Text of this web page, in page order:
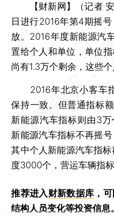
【财新网】（记者
日进行2016年第4期摇号
放。2016年度新能源汽
置给个人和单位，单位
尚有1.3万个剩余，这些
2016年北京小客车指
保持一致。但普通指标
新能源汽车指标则由3
新能源汽车指标不再摇
其中个人新能源汽车指
度3000个，营运车辆指
推荐进入财新数据库 ，
结构人员变化等投资信息。